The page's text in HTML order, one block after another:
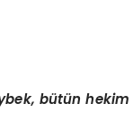
bütün hekim